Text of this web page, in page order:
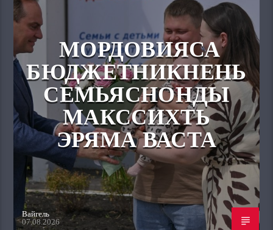
МОРДОВИЯСА
БЮДЖЕТНИКНЕНЬ
СЕМЬЯСНОНДЫ
МАКССИХТЬ
ЭРЯМА ВАСТА
Вайгель
07.08.2026